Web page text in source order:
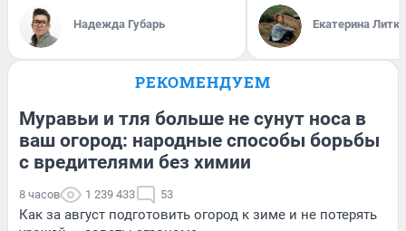
Надежда Губарь Екатерина
РЕКОМЕНДУЕМ
Муравьи и тля больше не сунут носа в
ваш огород: народные способы борьбы
с вредителями без химии
8 часов 1 239 433 53
Как за август подготовить огород к зиме и не потерять